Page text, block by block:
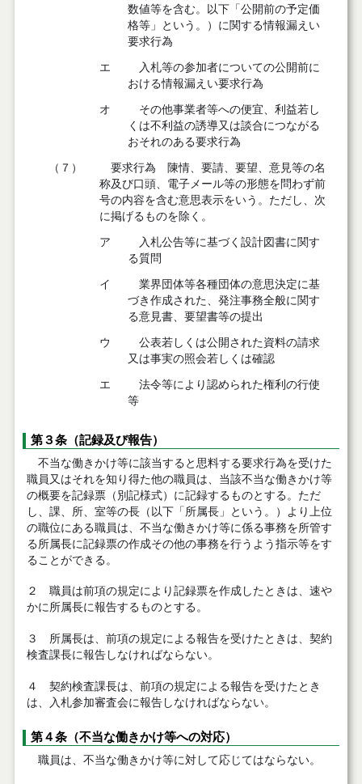
数値等を含む。以下「公開前の予定価
格等」という。）に関する情報漏えい
要求行為
エ
入札等の参加者についての公開前に
おける情報漏えい要求行為
オ
その他事業者等への便宜、利益若し
くは不利益の誘導又は談合につながる
おそれのある要求行為
（７）
要求行為 陳情、要請、要望、意見等の名
称及び口頭、電子メール等の形態を問わず前
号の内容を含む意思表示をいう。ただし、次
に掲げるものを除く。
ア
入札公告等に基づく設計図書に関す
る質問
イ
業界団体等各種団体の意思決定に基
づき作成された、発注事務全般に関す
る意見書、要望書等の提出
ウ
公表若しくは公開された資料の請求
又は事実の照会若しくは確認
エ
法令等により認められた権利の行使
等
第３条（記録及び報告）
不当な働きかけ等に該当すると思料する要求行為を受けた
職員又はそれを知り得た他の職員は、当該不当な働きかけ等
の概要を記録票（別記様式）に記録するものとする。ただ
し、課、所、室等の長（以下「所属長」という。）より上位
の職位にある職員は、不当な働きかけ等に係る事務を所管す
る所属長に記録票の作成その他の事務を行うよう指示等をす
ることができる。
２ 職員は前項の規定により記録票を作成したときは、速や
かに所属長に報告するものとする。
３ 所属長は、前項の規定による報告を受けたときは、契約
検査課長に報告しなければならない。
４ 契約検査課長は、前項の規定による報告を受けたとき
は、入札参加審査会に報告しなければならない。
第４条（不当な働きかけ等への対応）
職員は、不当な働きかけ等に対して応じてはならない。